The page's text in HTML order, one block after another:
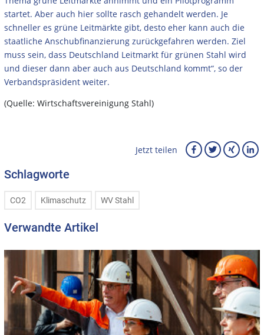
startet. Aber auch hier sollte rasch gehandelt werden. Je
schneller es grüne Leitmärkte gibt, desto eher kann auch die
staatliche Anschubfinanzierung zurückgefahren werden. Ziel
muss sein, dass Deutschland Leitmarkt für grünen Stahl wird
und dieser dann aber auch aus Deutschland kommt“, so der
Verbandspräsident weiter.
(Quelle: Wirtschaftsvereinigung Stahl)
Jetzt teilen
Schlagworte
CO2 Klimaschutz WV Stahl
Verwandte Artikel